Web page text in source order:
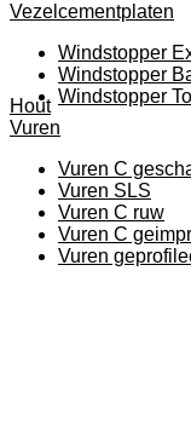
Vezelcementplaten
Windstopper
Windstopper
Windstopper
Hout
Vuren
Vuren C
Vuren SLS
Vuren C ruw
Vuren C
Vuren